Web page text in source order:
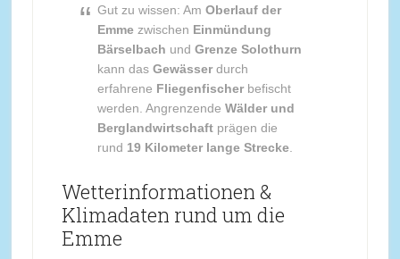
Gut zu wissen: Am Oberlauf der
Emmezwischen Einmündung
Bärselbach und Grenze Solothurn
kann das Gewässerdurch
erfahrene Fliegenfischerbefischt
werden. Angrenzende Wälder und
Berglandwirtschaftprägen die
rund 19 Kilometer lange Strecke.
Wetterinformationen &
Klimadaten rund um die
Emme